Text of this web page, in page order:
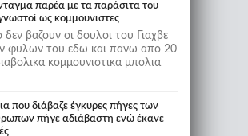
παρέα με τα παράσιτα του
ως κομμουνιστες
βαζουν οι δουλοι του Γιαχβε
φυλων του εδω και πανω απο 20
κομμουνιστικα μπολια
που διάβαζε έγκυρες πήγες των
πήγε αδιάβαστη ενώ έκανε